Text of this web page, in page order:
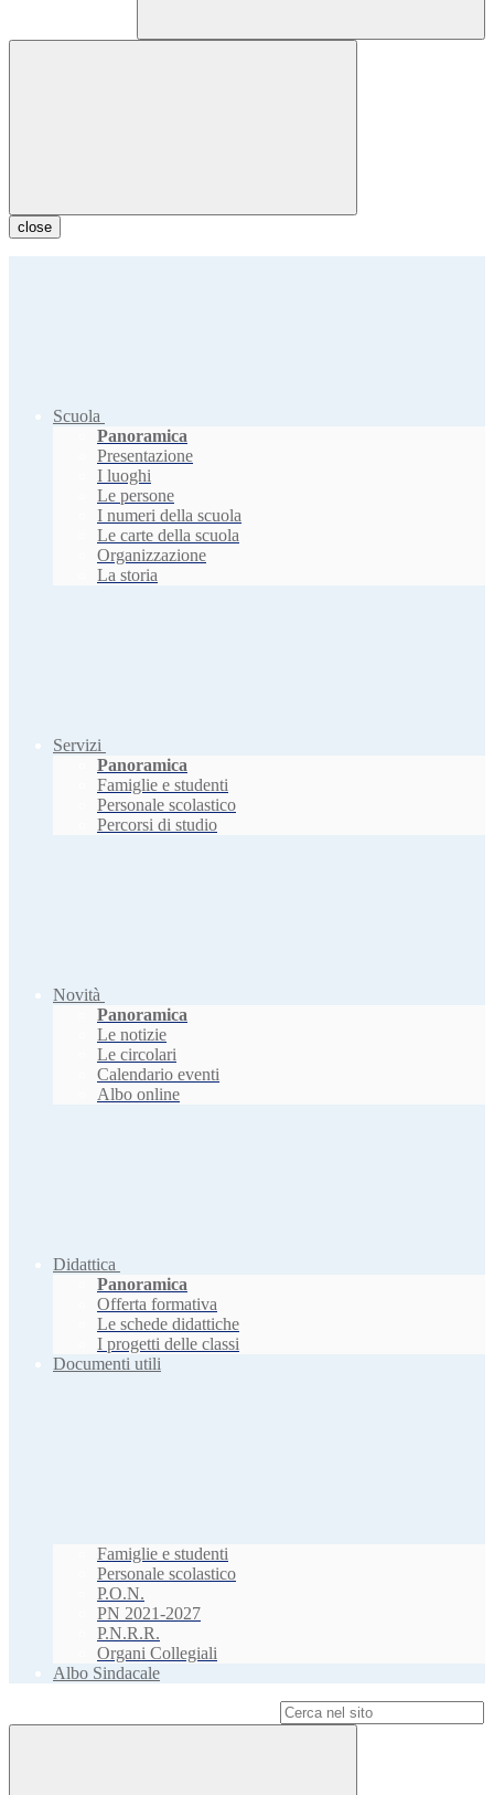
close
Scuola
Panoramica
Presentazione
I luoghi
Le persone
I numeri della scuola
Le carte della scuola
Organizzazione
La storia
Servizi
Panoramica
Famiglie e studenti
Personale scolastico
Percorsi di studio
Novità
Panoramica
Le notizie
Le circolari
Calendario eventi
Albo online
Didattica
Panoramica
Offerta formativa
Le schede didattiche
I progetti delle classi
Documenti utili
Famiglie e studenti
Personale scolastico
P.O.N.
PN 2021-2027
P.N.R.R.
Organi Collegiali
Albo Sindacale